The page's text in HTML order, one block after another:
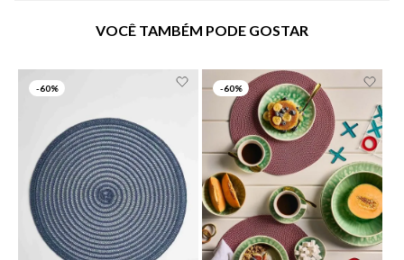
VOCÊ TAMBÉM PODE GOSTAR
-60% -60%